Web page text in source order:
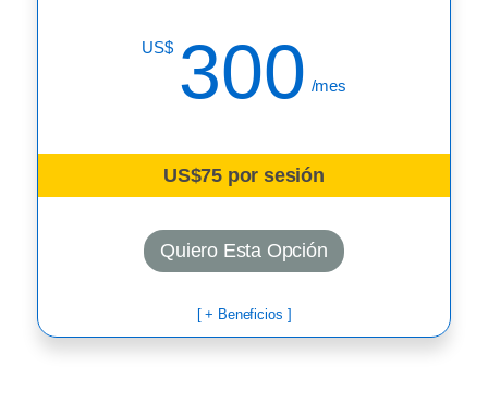
US$ 300 /mes
US$75 por sesión
Quiero Esta Opción
[ + Beneficios ]